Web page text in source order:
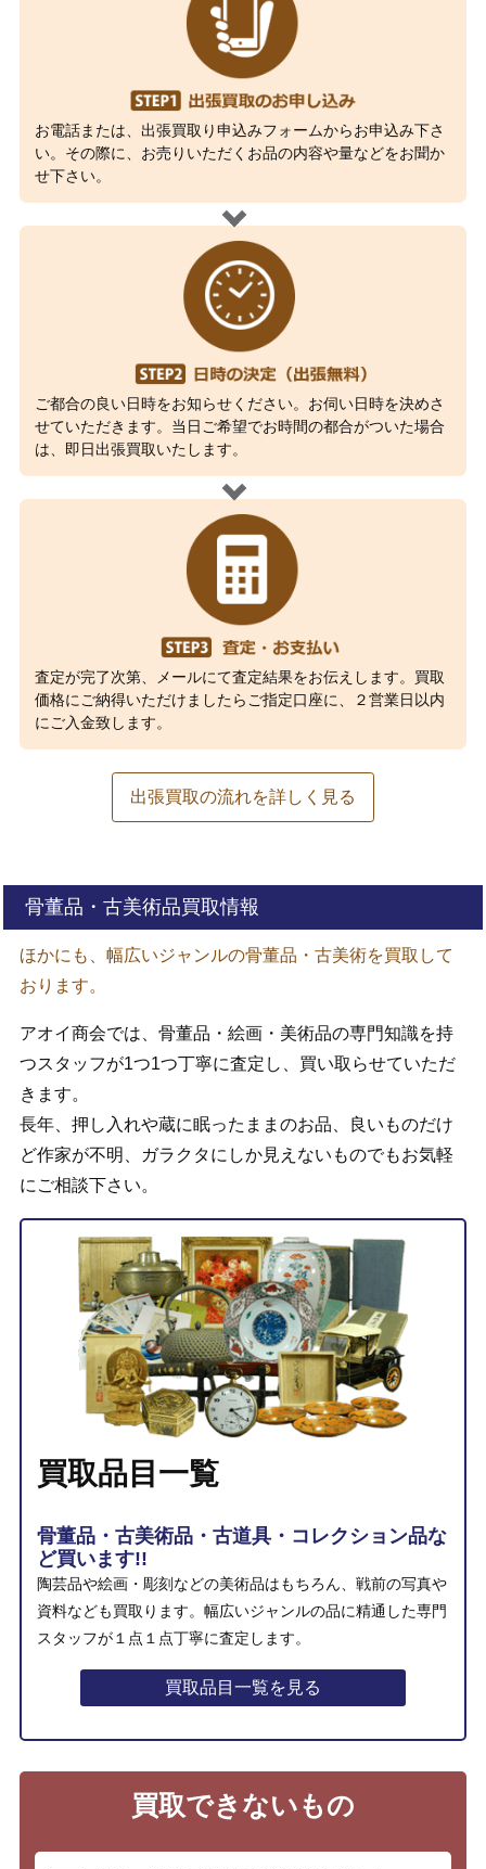
お電話または、出張買取り申込みフォームからお申込み下さ
い。その際に、お売りいただくお品の内容や量などをお聞か
せ下さい。
ご都合の良い日時をお知らせください。お伺い日時を決めさ
せていただきます。当日ご希望でお時間の都合がついた場合
は、即日出張買取いたします。
査定が完了次第、メールにて査定結果をお伝えします。買取
価格にご納得いただけましたらご指定口座に、２営業日以内
にご入金致します。
出張買取の流れを詳しく見る
骨董品・古美術品買取情報
ほかにも、幅広いジャンルの骨董品・古美術を買取して
おります。
アオイ商会では、骨董品・絵画・美術品の専門知識を持
つスタッフが1つ1つ丁寧に査定し、買い取らせていただ
きます。
長年、押し入れや蔵に眠ったままのお品、良いものだけ
ど作家が不明、ガラクタにしか見えないものでもお気軽
にご相談下さい。
買取品目一覧
骨董品・古美術品・古道具・コレクション品な
ど買います!!
陶芸品や絵画・彫刻などの美術品はもちろん、戦前の写真や
資料なども買取ります。幅広いジャンルの品に精通した専門
スタッフが１点１点丁寧に査定します。
買取品目一覧を見る
買取できないもの